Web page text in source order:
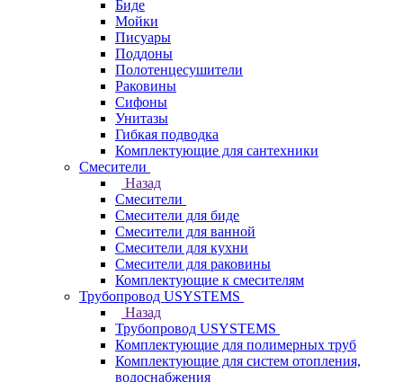
Биде
Мойки
Писуары
Поддоны
Полотенцесушители
Раковины
Сифоны
Унитазы
Гибкая подводка
Комплектующие для сантехники
Смесители
Назад
Смесители
Смесители для биде
Смесители для ванной
Смесители для кухни
Смесители для раковины
Комплектующие к смесителям
Трубопровод USYSTEMS
Назад
Трубопровод USYSTEMS
Комплектующие для полимерных труб
Комплектующие для систем отопления,
водоснабжения